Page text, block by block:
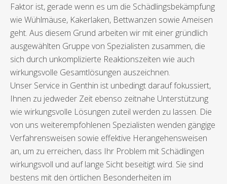
Faktor ist, gerade wenn es um die Schädlingsbekämpfung
wie Wühlmäuse, Kakerlaken, Bettwanzen sowie Ameisen
geht. Aus diesem Grund arbeiten wir mit einer gründlich
ausgewählten Gruppe von Spezialisten zusammen, die
sich durch unkomplizierte Reaktionszeiten wie auch
wirkungsvolle Gesamtlösungen auszeichnen.
Unser Service in Genthin ist unbedingt darauf fokussiert,
Ihnen zu jedweder Zeit ebenso zeitnahe Unterstützung
wie wirkungsvolle Lösungen zuteil werden zu lassen. Die
von uns weiterempfohlenen Spezialisten wenden gängige
Verfahrensweisen sowie effektive Herangehensweisen
an, um zu erreichen, dass Ihr Problem mit Schädlingen
wirkungsvoll und auf lange Sicht beseitigt wird. Sie sind
bestens mit den örtlichen Besonderheiten im